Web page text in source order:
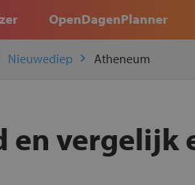
OpenDagenPlanner
Nieuwediep Atheneum
en vergelijk